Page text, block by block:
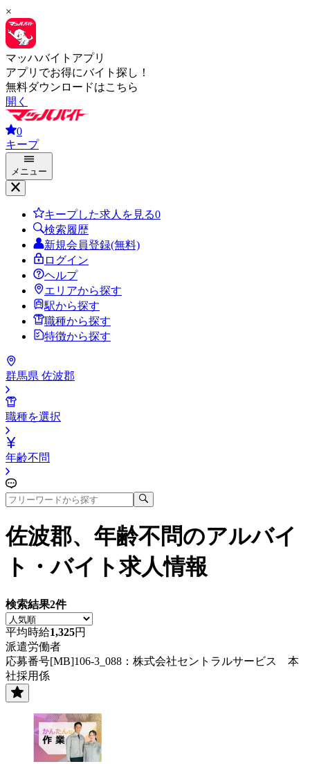
×
マッハバイトアプリ
アプリでお得にバイト探し！
無料ダウンロードはこちら
開く
0
キープ
メニュー
キープした求人を見る0
検索履歴
新規会員登録(無料)
ログイン
ヘルプ
エリアから探す
駅から探す
職種から探す
特徴から探す
群馬県 佐波郡
職種を選択
年齢不問
佐波郡、年齢不問のアルバイ
ト・バイト求人情報
検索結果2件
平均時給1,325円
派遣労働者
応募番号[MB]106-3_088：株式会社セントラルサービス 本
社採用係